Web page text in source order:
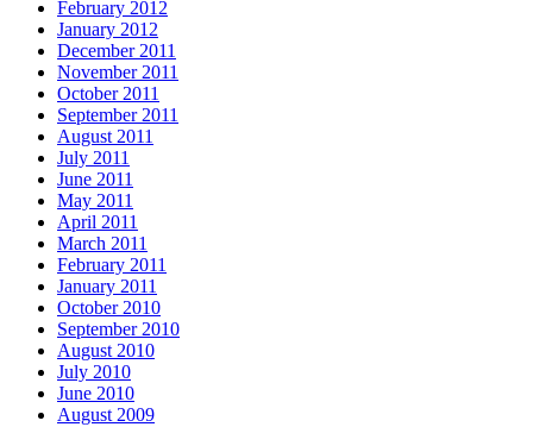
February 2012
January 2012
December 2011
November 2011
October 2011
September 2011
August 2011
July 2011
June 2011
May 2011
April 2011
March 2011
February 2011
January 2011
October 2010
September 2010
August 2010
July 2010
June 2010
August 2009